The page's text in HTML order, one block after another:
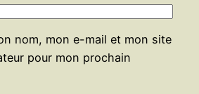
nom, mon e-mail et mon site
pour mon prochain